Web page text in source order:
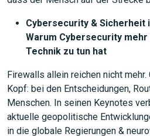
Cybersecurity & Sicherheit
Warum Cybersecurity
Technik zu tun hat
Firewalls allein reichen nicht
Kopf: bei den Entscheidungen,
Menschen. In seinen Keynotes
aktuelle geopolitische
in die globale Regierungen &